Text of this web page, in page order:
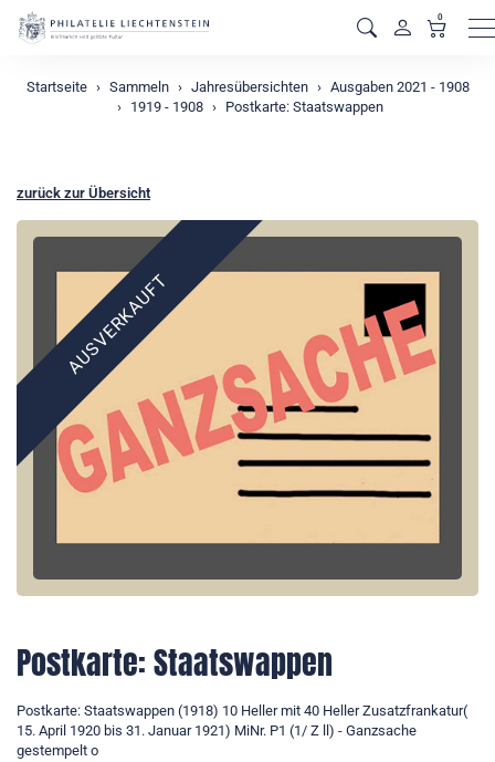
0
Startseite Sammeln Jahresübersichten
Ausgaben 2021 - 1908
1919 - 1908
Postkarte: Staatswappen
zurück zur Übersicht
AUSVERKAUFT
Postkarte: Staatswappen
Postkarte: Staatswappen (1918) 10 Heller mit 40 Heller Zusatzfrankatur(
15. April 1920 bis 31. Januar 1921) MiNr. P1 (1/ Z ll) - Ganzsache
gestempelt o